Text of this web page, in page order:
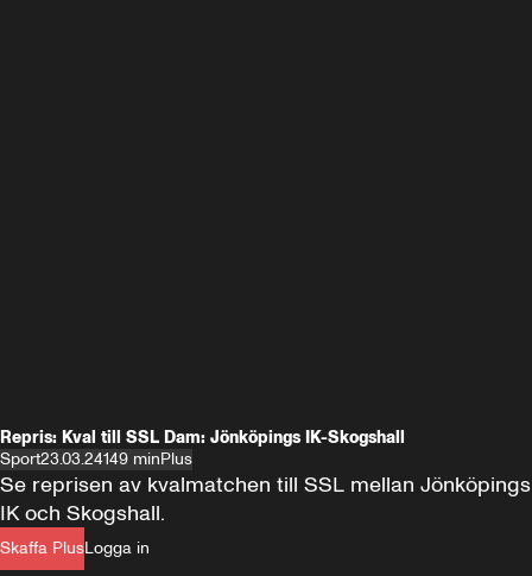
Repris: Kval till SSL Dam: Jönköpings IK-Skogshall
Sport23.03.24149 minPlus
Skaffa PlusLogga in
Se reprisen av kvalmatchen till SSL mellan Jönköpings
IK och Skogshall.